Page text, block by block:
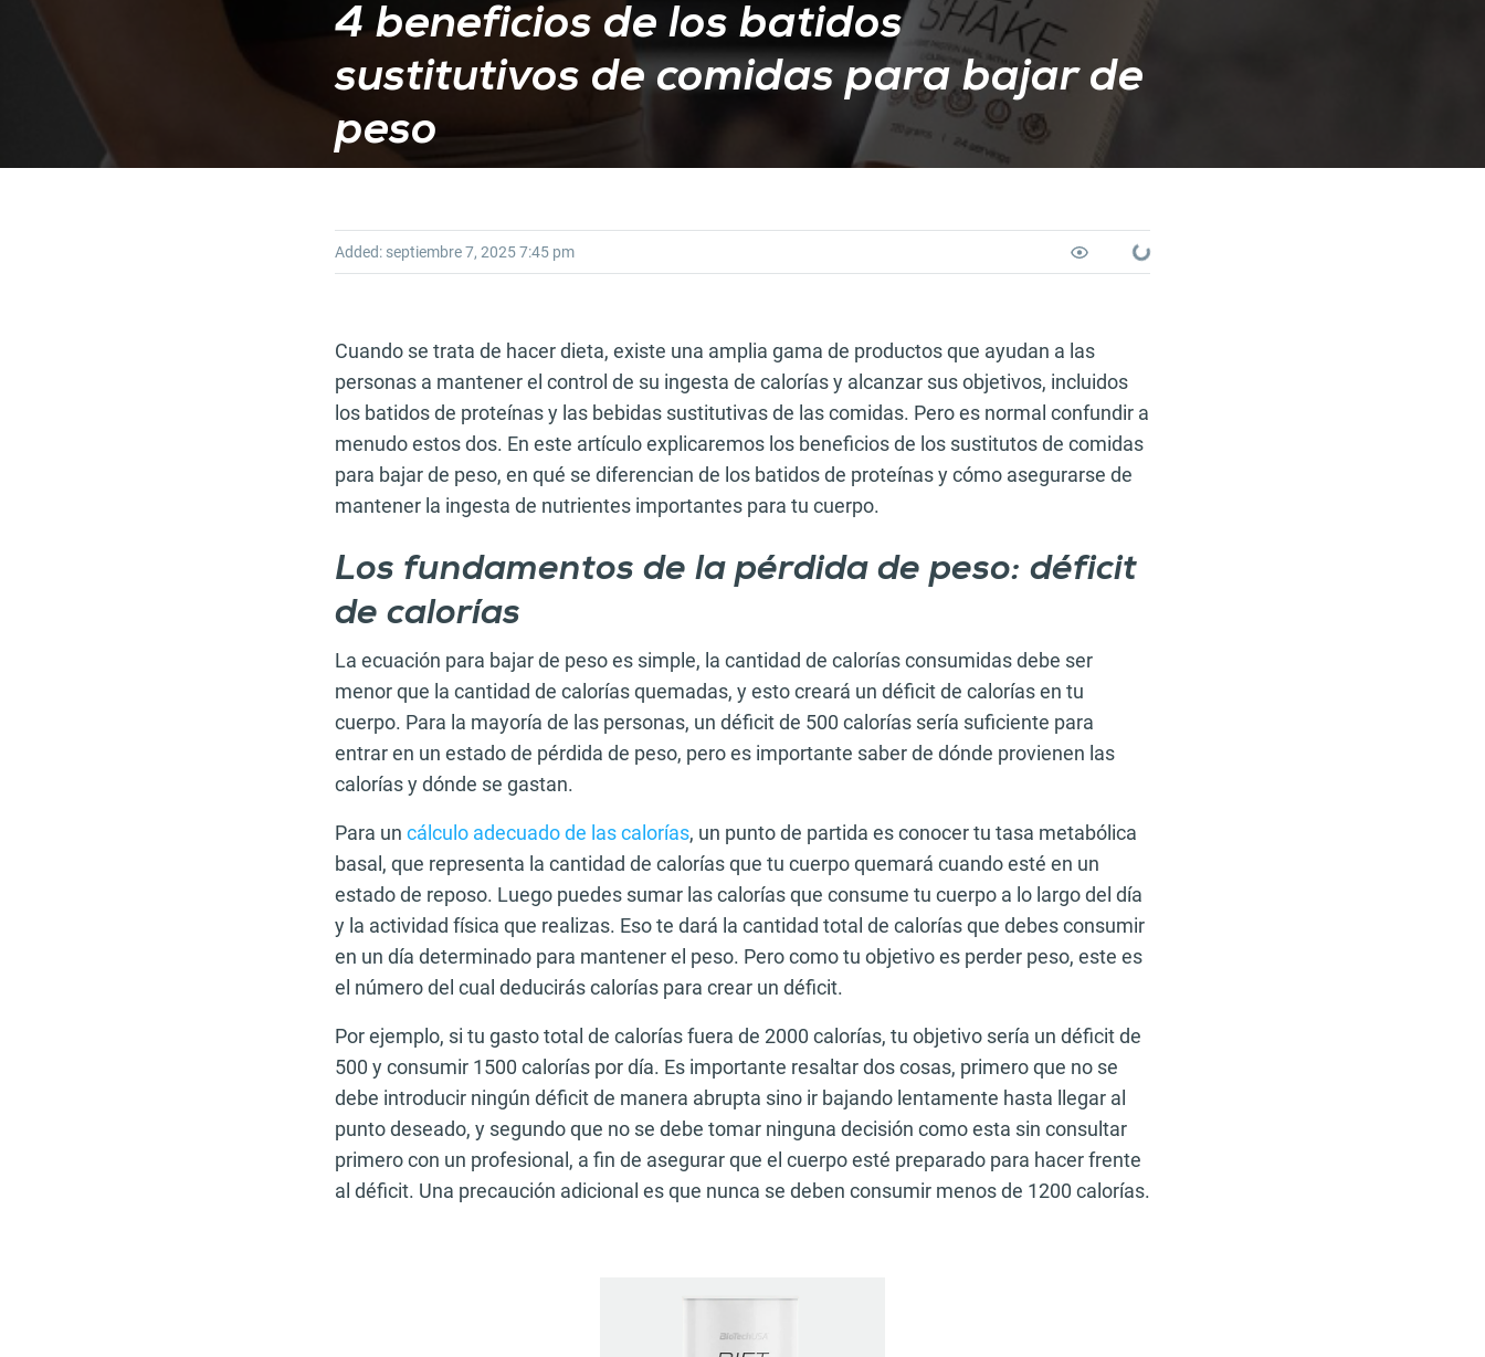
4 beneficios de los batidos
sustitutivos de comidas para bajar de
peso
Added: septiembre 7, 20257:45 pm Loading...
Cuando se trata de hacer dieta, existe una amplia gama de productos que ayudan a las
personas a mantener el control de su ingesta de calorías y alcanzar sus objetivos, incluidos
los batidos de proteínas y las bebidas sustitutivas de las comidas. Pero es normal confundir a
menudo estos dos. En este artículo explicaremos los beneficios de los sustitutos de comidas
para bajar de peso, en qué se diferencian de los batidos de proteínas y cómo asegurarse de
mantener la ingesta de nutrientes importantes para tu cuerpo.
Los fundamentos de la pérdida de peso: déficit
de calorías
La ecuación para bajar de peso es simple, la cantidad de calorías consumidas debe ser
menor que la cantidad de calorías quemadas, y esto creará un déficit de calorías en tu
cuerpo. Para la mayoría de las personas, un déficit de 500 calorías sería suficiente para
entrar en un estado de pérdida de peso, pero es importante saber de dónde provienen las
calorías y dónde se gastan.
Para un cálculo adecuado de las calorías, un punto de partida es conocer tu tasa metabólica
basal, que representa la cantidad de calorías que tu cuerpo quemará cuando esté en un
estado de reposo. Luego puedes sumar las calorías que consume tu cuerpo a lo largo del día
y la actividad física que realizas. Eso te dará la cantidad total de calorías que debes consumir
en un día determinado para mantener el peso. Pero como tu objetivo es perder peso, este es
el número del cual deducirás calorías para crear un déficit.
Por ejemplo, si tu gasto total de calorías fuera de 2000 calorías, tu objetivo sería un déficit de
500 y consumir 1500 calorías por día. Es importante resaltar dos cosas, primero que no se
debe introducir ningún déficit de manera abrupta sino ir bajando lentamente hasta llegar al
punto deseado, y segundo que no se debe tomar ninguna decisión como esta sin consultar
primero con un profesional, a fin de asegurar que el cuerpo esté preparado para hacer frente
al déficit. Una precaución adicional es que nunca se deben consumir menos de 1200 calorías.